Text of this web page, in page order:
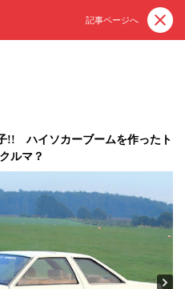
記事ページへ
!! ハイソカーブームを作ったト
ルマ？